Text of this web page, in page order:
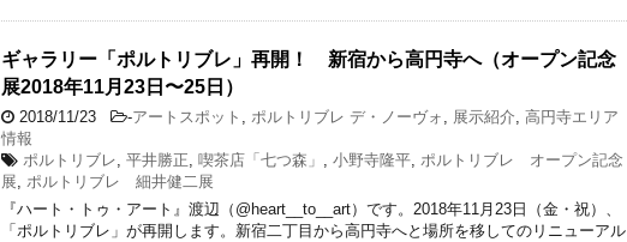
ギャラリー「ポルトリブレ」再開！ 新宿から高円寺へ（オープン記念
展2018年11月23日〜25日）
2018/11/23 -アートスポット , ポルトリブレ デ・ノーヴォ , 展示紹介, 高円寺エリア
情報
ポルトリブレ, 平井勝正, 喫茶店「七つ森」 , 小野寺隆平, ポルトリブレ オープン記念
展, ポルトリブレ 細井健二展
『ハート・トゥ・アート』渡辺（@heart__to__art）です。2018年11月23日（金・祝）、
「ポルトリブレ」が再開します。新宿二丁目から高円寺へと場所を移してのリニューアル